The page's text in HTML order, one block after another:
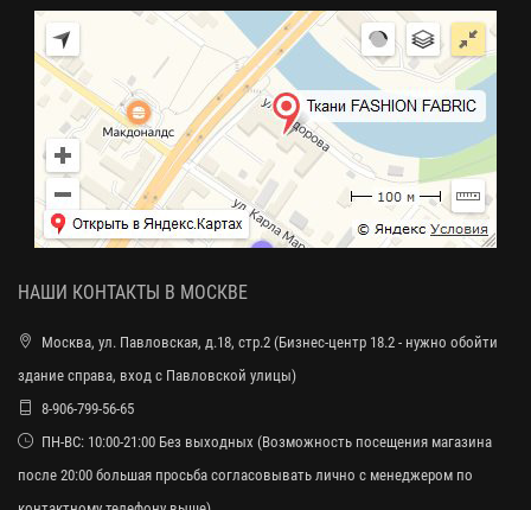
НАШИ КОНТАКТЫ В МОСКВЕ
Москва, ул. Павловская, д.18, стр.2 (Бизнес-центр 18.2 - нужно обойти
здание справа, вход с Павловской улицы)
8-906-799-56-65
ПН-ВС: 10:00-21:00 Без выходных (Возможность посещения магазина
после 20:00 большая просьба согласовывать лично с менеджером по